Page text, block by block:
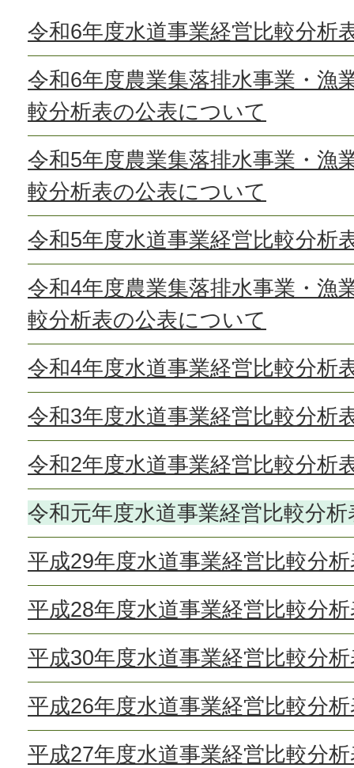
令和6年度水道事業経営比較分析
令和6年度農業集落排水事業・漁
較分析表の公表について
令和5年度農業集落排水事業・漁
較分析表の公表について
令和5年度水道事業経営比較分析
令和4年度農業集落排水事業・漁
較分析表の公表について
令和4年度水道事業経営比較分析
令和3年度水道事業経営比較分析
令和2年度水道事業経営比較分析
令和元年度水道事業経営比較分
平成29年度水道事業経営比較分
平成28年度水道事業経営比較分
平成30年度水道事業経営比較分
平成26年度水道事業経営比較分
平成27年度水道事業経営比較分